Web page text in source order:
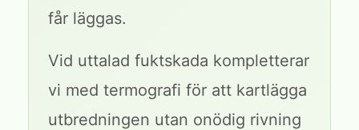
får läggas.
Vid uttalad fuktskada kompletterar
vi med termografi för att kartlägga
utbredningen utan onödig rivning